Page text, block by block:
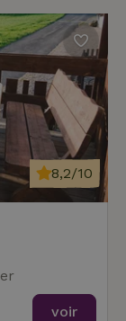
8,2/10
voir